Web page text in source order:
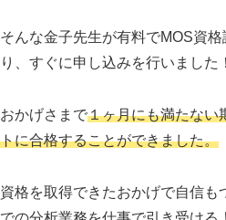
そんな金子先生が有料でMOS資
り、すぐに申し込みを行いました！
おかげさまで１ヶ月にも満たない
トに合格することができました。
資格を取得できたおかげで自信